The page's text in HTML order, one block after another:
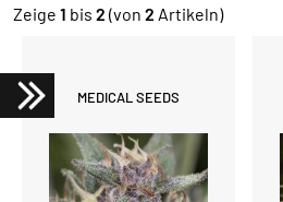
Zeige 1 bis 2 (von 2 Artikeln)
MEDICAL SEEDS